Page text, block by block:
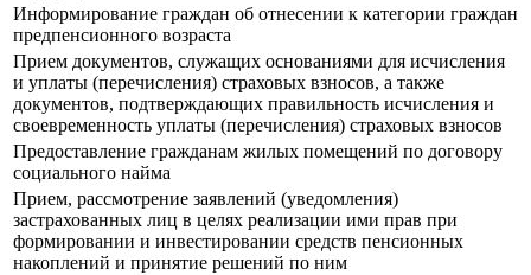
Информирование граждан об отнесении к категории граждан
предпенсионного возраста
Прием документов, служащих основаниями для исчисления
и уплаты (перечисления) страховых взносов, а также
документов, подтверждающих правильность исчисления и
своевременность уплаты (перечисления) страховых взносов
Предоставление гражданам жилых помещений по договору
социального найма
Прием, рассмотрение заявлений (уведомления)
застрахованных лиц в целях реализации ими прав при
формировании и инвестировании средств пенсионных
накоплений и принятие решений по ним